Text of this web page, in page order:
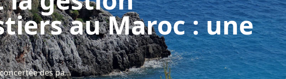
au Maroc : une
La question sylvopastorale et la gestion concertée des paysages forestiers au Maroc : une préoccupation plurielle